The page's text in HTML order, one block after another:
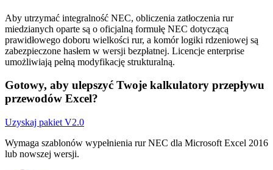
Aby utrzymać integralność NEC, obliczenia zatłoczenia rur
miedzianych oparte są o oficjalną formułę NEC dotyczącą
prawidłowego doboru wielkości rur, a komór logiki rdzeniowej są
zabezpieczone hasłem w wersji bezpłatnej. Licencje enterprise
umożliwiają pełną modyfikację strukturalną.
Gotowy, aby ulepszyć Twoje kalkulatory przepływu
przewodów Excel?
Uzyskaj pakiet V2.0
Wymaga szablonów wypełnienia rur NEC dla Microsoft Excel 2016
lub nowszej wersji.